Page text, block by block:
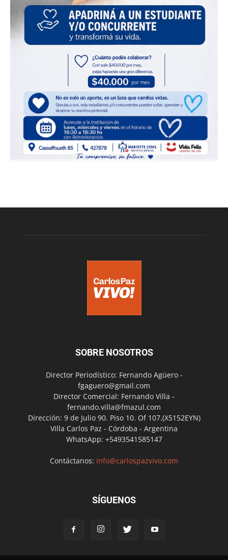
SOBRE NOSOTROS
Director Periodístico: Fernando Agüero -
fgaguero@gmail.com
Director Comercial: Fernando Villa -
fernando.villa@fmazul.com
Dirección: 9 de Julio 90. Piso 10. Of 107.(X5152EYN)
Villa Carlos Paz - Córdoba - Argentina
WhatsApp: +5493541585147
Contáctanos: info@carlospazvivo.com
SÍGUENOS